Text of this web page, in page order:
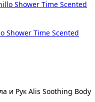
Shower Time Scented
и Рук Alis Soothing Body